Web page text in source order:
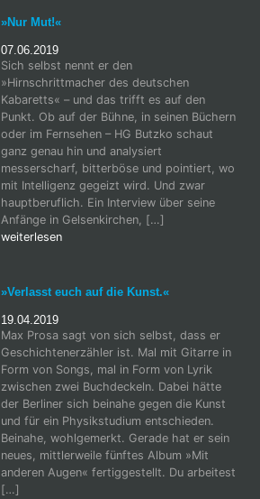
»Nur Mut!«
07.06.2019
Sich selbst nennt er den
»Hirnschrittmacher des deutschen
Kabaretts« – und das trifft es auf den
Punkt. Ob auf der Bühne, in seinen Büchern
oder im Fernsehen – HG Butzko schaut
ganz genau hin und analysiert
messerscharf, bitterböse und pointiert, wo
mit Intelligenz gegeizt wird. Und zwar
hauptberuflich. Ein Interview über seine
Anfänge in Gelsenkirchen, […]
weiterlesen
»Verlasst euch auf die Kunst.«
19.04.2019
Max Prosa sagt von sich selbst, dass er
Geschichtenerzähler ist. Mal mit Gitarre in
Form von Songs, mal in Form von Lyrik
zwischen zwei Buchdeckeln. Dabei hätte
der Berliner sich beinahe gegen die Kunst
und für ein Physikstudium entschieden.
Beinahe, wohlgemerkt. Gerade hat er sein
neues, mittlerweile fünftes Album »Mit
anderen Augen« fertiggestellt. Du arbeitest
[…]